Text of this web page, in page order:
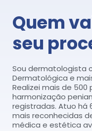
Quem
seu
Sou dermatologista
Dermatológica e
Realizei mais de
harmonização
registradas. Atuo há
mais reconhecidas
médica e estética